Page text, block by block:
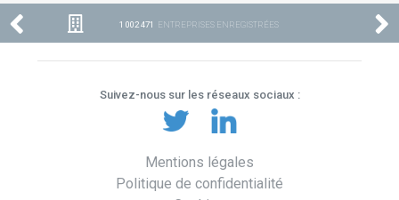
1 002 471 ENTREPRISES ENREGISTRÉES
Suivez-nous sur les réseaux sociaux :
Mentions légales
Politique de confidentialité